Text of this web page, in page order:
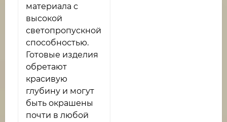
материала с
высокой
светопропускной
способностью.
Готовые изделия
обретают
красивую
глубину и могут
быть окрашены
почти в любой